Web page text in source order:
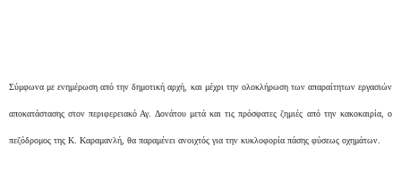
Σύμφωνα με ενημέρωση από την δημοτική αρχή, και μέχρι την ολοκλήρωση των απαραίτητων εργασιών
αποκατάστασης στον περιφερειακό Αγ. Δονάτου μετά και τις πρόσφατες ζημιές από την κακοκαιρία, ο
πεζόδρομος της Κ. Καραμανλή, θα παραμένει ανοιχτός για την κυκλοφορία πάσης φύσεως οχημάτων.